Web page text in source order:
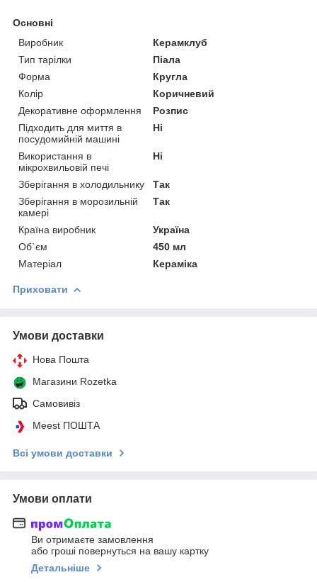
Основні
Виробник
Керамклуб
Тип тарілки
Піала
Форма
Кругла
Колір
Коричневий
Декоративне оформлення
Розпис
Підходить для миття в
посудомийній машині
Ні
Використання в
мікрохвильовій печі
Ні
Зберігання в холодильнику
Так
Зберігання в морозильній
камері
Так
Країна виробник
Україна
Об`єм
450 мл
Матеріал
Кераміка
Приховати
Умови доставки
Нова Пошта
Магазини Rozetka
Самовивіз
Meest ПОШТА
Всі умови доставки
Умови оплати
Ви отримаєте замовлення
або гроші повернуться на вашу картку
Детальніше